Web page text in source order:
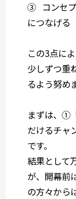
③ コンセプ
につなげる
この3点に
少しずつ重
るよう努め
まずは、①
だけるチャ
です。
結果として
が、開幕前
の方々から